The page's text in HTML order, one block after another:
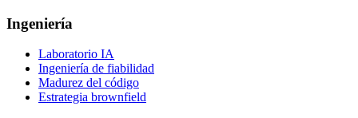
Ingeniería
Laboratorio IA
Ingeniería de fiabilidad
Madurez del código
Estrategia brownfield